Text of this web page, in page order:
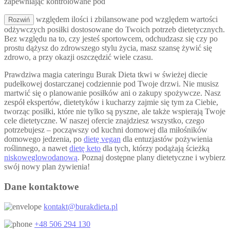
Rozwiń
względem ilości i zbilansowane pod względem wartości
odżywczych posiłki dostosowane do Twoich potrzeb dietetycznych.
Bez względu na to, czy jesteś sportowcem, odchudzasz się czy po
prostu dążysz do zdrowszego stylu życia, masz szansę żywić się
zdrowo, a przy okazji oszczędzić wiele czasu.
Prawdziwa magia cateringu Burak Dieta tkwi w świeżej diecie
pudełkowej dostarczanej codziennie pod Twoje drzwi. Nie musisz
martwić się o planowanie posiłków ani o zakupy spożywcze. Nasz
zespół ekspertów, dietetyków i kucharzy zajmie się tym za Ciebie,
tworząc posiłki, które nie tylko są pyszne, ale także wspierają Twoje
cele dietetyczne. W naszej ofercie znajdziesz wszystko, czego
potrzebujesz – począwszy od kuchni domowej dla miłośników
domowego jedzenia, po dietę vegan dla entuzjastów pożywienia
roślinnego, a nawet dietę keto dla tych, którzy podążają ścieżką
niskowęglowodanową. Poznaj dostępne plany dietetyczne i wybierz
swój nowy plan żywienia!
Dane kontaktowe
kontakt@burakdieta.pl
+48 506 294 130